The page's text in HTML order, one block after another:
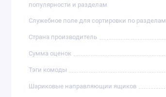
популярности и разделам
Служебное поле для сортировки по разделам
Страна производитель
Сумма оценок
Тэги комоды
Шариковые направляющии ящиков